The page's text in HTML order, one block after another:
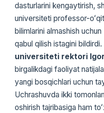
dasturlarini kengaytirish,
universiteti professor-
bilimlarini almashish
qabul qilish istagini bildirdi.
universiteti rektori
birgalikdagi faoliyat
yangi bosqichlari uchun
Uchrashuvda ikki
oshirish tajribasiga ham